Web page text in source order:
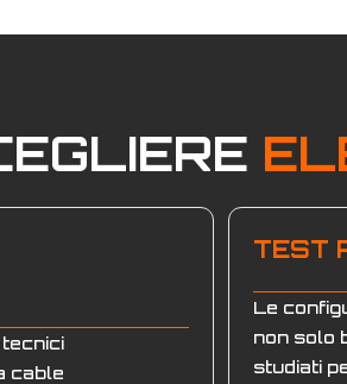
tecnici
cable
TEST
Le
non solo
studiati